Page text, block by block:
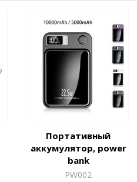
Портативный
аккумулятор, power
bank
PW002